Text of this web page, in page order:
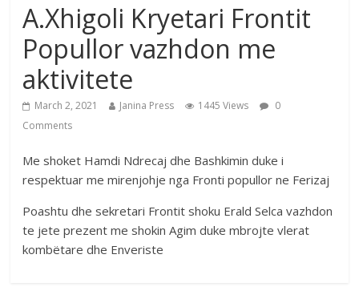
A.Xhigoli Kryetari Frontit
Popullor vazhdon me
aktivitete
March 2, 2021 Janina Press 1445 Views
0
Comments
Me shoket Hamdi Ndrecaj dhe Bashkimin duke i
respektuar me mirenjohje nga Fronti popullor ne Ferizaj
Poashtu dhe sekretari Frontit shoku Erald Selca vazhdon
te jete prezent me shokin Agim duke mbrojte vlerat
kombëtare dhe Enveriste